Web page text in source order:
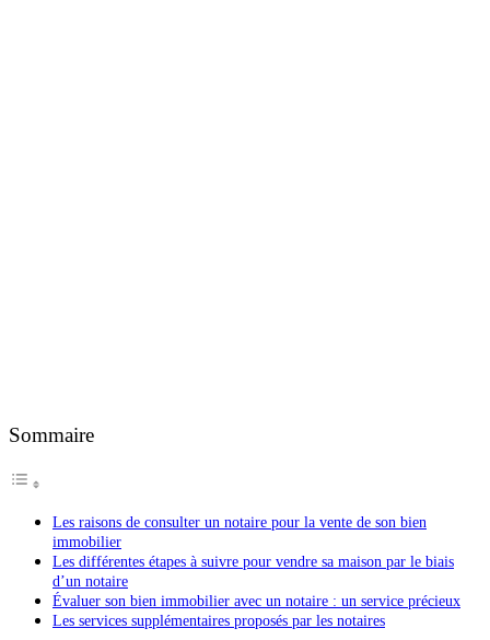
Sommaire
Les raisons de consulter un notaire pour la vente de son bien
immobilier
Les différentes étapes à suivre pour vendre sa maison par le biais
d’un notaire
Évaluer son bien immobilier avec un notaire : un service précieux
Les services supplémentaires proposés par les notaires